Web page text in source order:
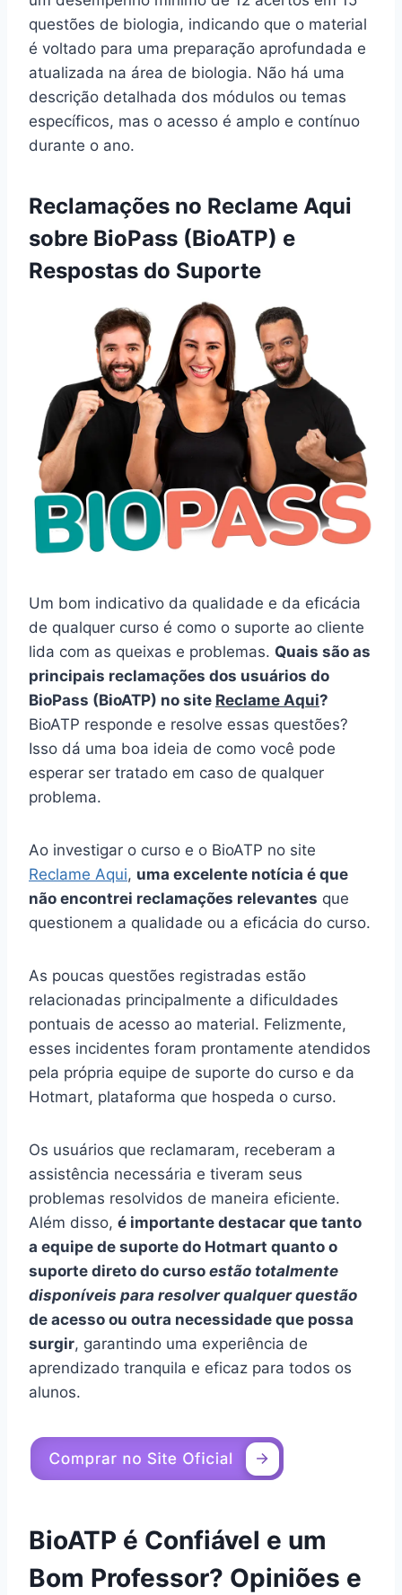
questões de biologia, indicando que o material
é voltado para uma preparação aprofundada e
atualizada na área de biologia. Não há uma
descrição detalhada dos módulos ou temas
específicos, mas o acesso é amplo e contínuo
durante o ano.
Reclamações no Reclame Aqui
sobre BioPass (BioATP) e
Respostas do Suporte
Um bom indicativo da qualidade e da eficácia
de qualquer curso é como o suporte ao cliente
lida com as queixas e problemas. Quais são as
principais reclamações dos usuários do
BioPass (BioATP) no site Reclame Aqui?
BioATP responde e resolve essas questões?
Isso dá uma boa ideia de como você pode
esperar ser tratado em caso de qualquer
problema.
Ao investigar o curso e o BioATP no site
Reclame Aqui, uma excelente notícia é que
não encontrei reclamações relevantes que
questionem a qualidade ou a eficácia do curso.
As poucas questões registradas estão
relacionadas principalmente a dificuldades
pontuais de acesso ao material. Felizmente,
esses incidentes foram prontamente atendidos
pela própria equipe de suporte do curso e da
Hotmart, plataforma que hospeda o curso.
Os usuários que reclamaram, receberam a
assistência necessária e tiveram seus
problemas resolvidos de maneira eficiente.
Além disso, é importante destacar que tanto
a equipe de suporte do Hotmart quanto o
suporte direto do curso estão totalmente
disponíveis para resolver qualquer questão
de acesso ou outra necessidade que possa
surgir, garantindo uma experiência de
aprendizado tranquila e eficaz para todos os
alunos.
BioATP é Confiável e um
Bom Professor? Opiniões e